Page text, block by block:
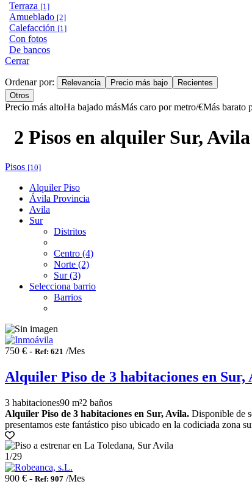
Terraza [1]
Amueblado [2]
Calefacción [1]
Con fotos
De bancos
Cerrar
Ordenar por: Relevancia Precio más bajo
Recientes
Otros
Precio más altoHa bajado másMás caro por metro/€Más barato
2 Pisos en alquiler Sur, Avila
Pisos [10]
Alquiler Piso
Ávila Provincia
Avila
Sur
Distritos
Centro (4)
Norte (2)
Sur (3)
Selecciona barrio
Barrios
750 € - Ref: 621 /Mes
Alquiler Piso de 3 habitaciones en Sur,
3 habitaciones90 m²2 baños
Alquiler Piso de 3 habitaciones en Sur, Avila. Disponible de
presentamos este fantástico piso ubicado en la codiciada zona
1/29
900 € - Ref: 907 /Mes